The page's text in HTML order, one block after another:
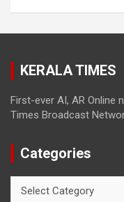
അഖില്‍ മാരാര്‍
KERALA TIMES
First-ever AI, AR Online
Times Broadcast
Categories